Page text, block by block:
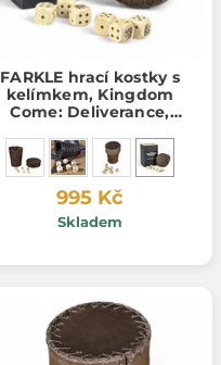
FARKLE hrací kostky s
kelímkem, Kingdom
Come: Deliverance,
995 Kč
Skladem